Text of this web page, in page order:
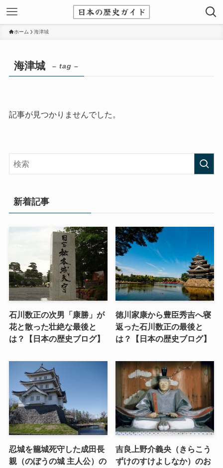
ホーム 海津城
海津城 – tag –
記事が見つかりませんでした。
新着記事
石川数正の次男「康勝」が
花と散った壮絶な最後と
は？【日本の歴史ブログ】
徳川家康から豊臣秀吉へ寝
返った石川数正の最後と
は？【日本の歴史ブログ】
忍城を籠城死守した成田長
親（のぼうの城 主人公）の
吉良上野介義央（きらこう
ずけのすけよしなか）のお